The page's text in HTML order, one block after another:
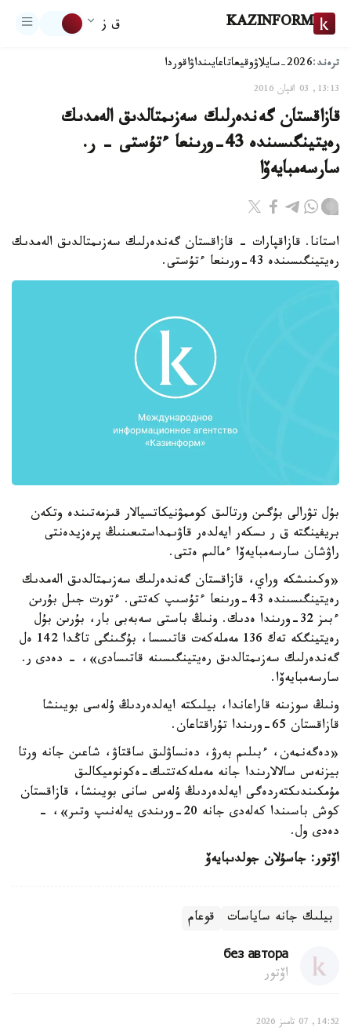
KAZINFORM ق ز
ترەند:2026-سايلاۋ وقيعاتاعايىنداۋاقوردا
13:13, 03 اقپان 2016
قازاقستان گەندەرلىك سەزىمتالدىق الەمدىك
رەيتينگىسىندە 43-ورىنعا ءتۇستى - ر.
سارسەمبايەۆا
استانا. قازاقپارات - قازاقستان گەندەرلىك سەزىمتالدىق الەمدىك
رەيتينگىسىندە 43-ورىنعا ءتۇستى.
بۇل تۋرالى بۇگىن ورتالىق كوممۋنيكاتسيالار قىزمەتىندە وتكەن
بريفينگتە ق ر ىسكەر ايەلدەر قاۋىمداستىعىنىڭ پرەزيدەنتى
راۋشان سارسەمبايەۆا ءمالىم ەتتى.
«وكىنىشكە وراي، قازاقستان گەندەرلىك سەزىمتالدىق الەمدىك
رەيتينگىسىندە 43-ورىنعا ءتۇسىپ كەتتى. ءتورت جىل بۇرىن
ءبىز 32-ورىندا ەدىك. ونىڭ باستى سەبەبى بار، بۇرىن بۇل
رەيتينگكە تەك 136 مەملەكەت قاتىسسا، بۇگىنگى تاڭدا 142 ەل
گەندەرلىك سەزىمتالدىق رەيتينگىسىنە قاتىسادى»، - دەدى ر.
سارسەمبايەۆا.
ونىڭ سوزىنە قاراعاندا، بيلىكتە ايەلدەردىڭ ۇلەسى بويىنشا
قازاقستان 65-ورىندا تۇراقتاعان.
«دەگەنمەن، ءبىلىم بەرۋ، دەنساۋلىق ساقتاۋ، شاعىن جانە ورتا
بيزنەس سالالارىندا جانە مەملەكەتتىك-ەكونوميكالىق
مۇمكىندىكتەردەگى ايەلدەردىڭ ۇلەس سانى بويىنشا، قازاقستان
كوش باسىندا كەلەدى جانە 20-ورىندى يەلەنىپ وتىر»، -
دەدى ول.
اۆتور: جاسۇلان جولدىبايەۆ
بيلىك جانە ساياسات قوعام
без автора
اۆتور
14:52, 07 تامىز 2026